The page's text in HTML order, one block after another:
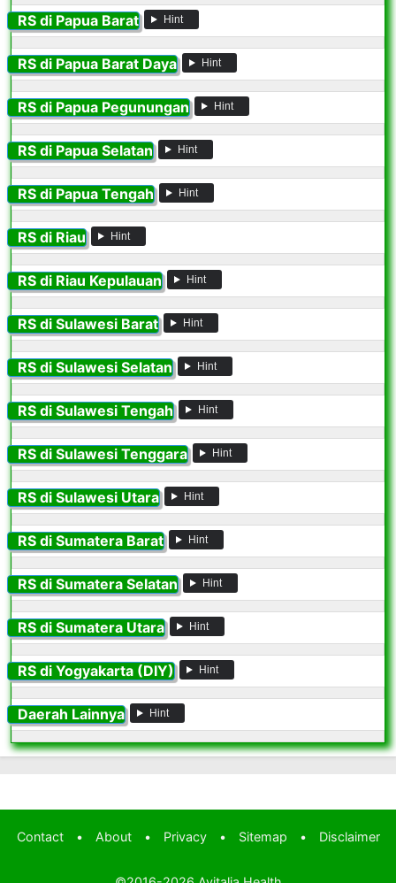
RS di Papua Barat Hint
RS di Papua Barat Daya Hint
RS di Papua Pegunungan Hint
RS di Papua Selatan Hint
RS di Papua Tengah Hint
RS di Riau Hint
RS di Riau Kepulauan Hint
RS di Sulawesi Barat Hint
RS di Sulawesi Selatan Hint
RS di Sulawesi Tengah Hint
RS di Sulawesi Tenggara Hint
RS di Sulawesi Utara Hint
RS di Sumatera Barat Hint
RS di Sumatera Selatan Hint
RS di Sumatera Utara Hint
RS di Yogyakarta (DIY) Hint
Daerah Lainnya Hint
Contact • About • Privacy • Sitemap • Disclaimer